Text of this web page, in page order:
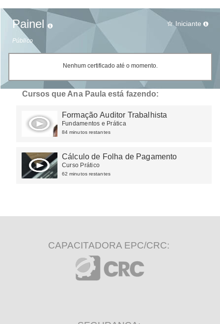
Painel
Público
star_border Iniciante
Nenhum certificado até o momento.
Cursos que Ana Paula está fazendo:
Formação Auditor Trabalhista
Fundamentos e Prática
84 minutos restantes
Cálculo de Folha de Pagamento
Curso Prático
62 minutos restantes
CAPACITADORA EPC/CRC: